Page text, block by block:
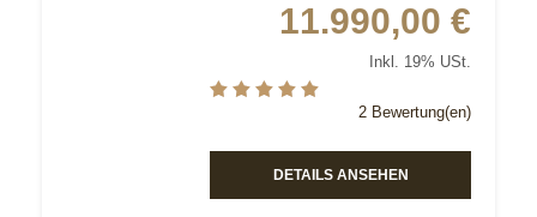
11.990,00 €
Inkl. 19% USt.
2 Bewertung(en)
DETAILS ANSEHEN